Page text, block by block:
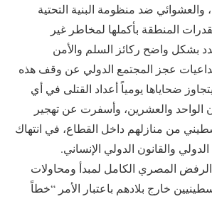
ضد منظومة البنية التحتية
المنطقة بأكملها لمخاطر غير
بشكل واضح ركائز السلم والأمن
عجز المجتمع الدولي عن وقف هذه
يتجاوز ضحاياها يومياً أعداد القتلى في أي
الواحد والعشرين، وأسفرت عن تهجير
فلسطيني من منازلهم داخل القطاع، في انتهاك
والقانون الدولي الإنساني.
المصري الكامل لمبدأ ومحاولات
خارج بلادهم باعتبار الأمر “خطاً